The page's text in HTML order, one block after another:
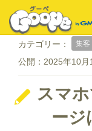
カテゴリー： 集客
公開： 2025年10月
スマ
ージ